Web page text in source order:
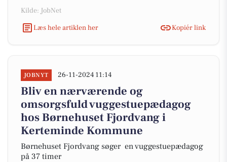
Kilde: JobNet
Læs hele artiklen her
Kopiér link
JOBNYT 26-11-2024 11:14
Bliv en nærværende og
omsorgsfuld vuggestuepædagog
hos Børnehuset Fjordvang i
Kerteminde Kommune
Børnehuset Fjordvang søger en vuggestuepædagog
på 37 timer